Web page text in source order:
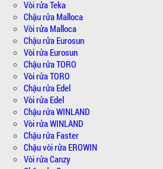
Vòi rửa Teka
Chậu rửa Malloca
Vòi rửa Malloca
Chậu rửa Eurosun
Vòi rửa Eurosun
Chậu rửa TORO
Vòi rửa TORO
Chậu rửa Edel
Vòi rửa Edel
Chậu rửa WINLAND
Vòi rửa WINLAND
Chậu rửa Faster
Chậu vòi rửa EROWIN
Vòi rửa Canzy